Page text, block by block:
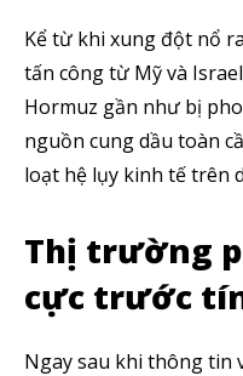
Kể từ khi xung đột nổ
tấn công từ Mỹ và
Hormuz gần như bị
nguồn cung dầu toàn
loạt hệ lụy kinh tế trên
Thị trường
cực trước
Ngay sau khi thông tin